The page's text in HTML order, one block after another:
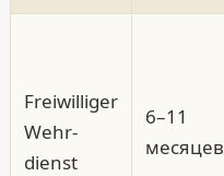
Freiwilliger
Wehr­
dienst
6–11
месяцев